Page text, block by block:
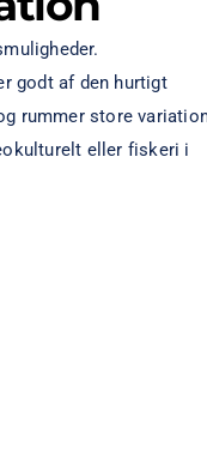
godt af den hurtigt
rummer store
eller fiskeri i